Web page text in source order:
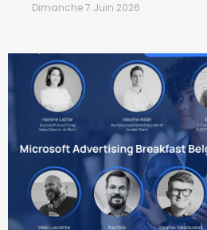
Dimanche 7 Juin 2026